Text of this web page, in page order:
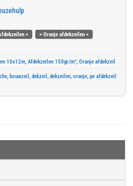
<
> Oranje afdekzeilen <
10x12m, Afdekzeilen 150gr/m², Oranje afdekzeil
, bouwzeil , dekzeil , dekzeilen, oranje, pe afdekzeil